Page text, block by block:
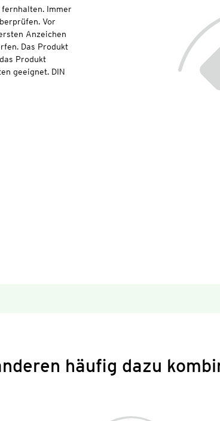
fernhalten. Immer
Vor
Anzeichen
Das Produkt
Produkt
geeignet. DIN
häufig dazu